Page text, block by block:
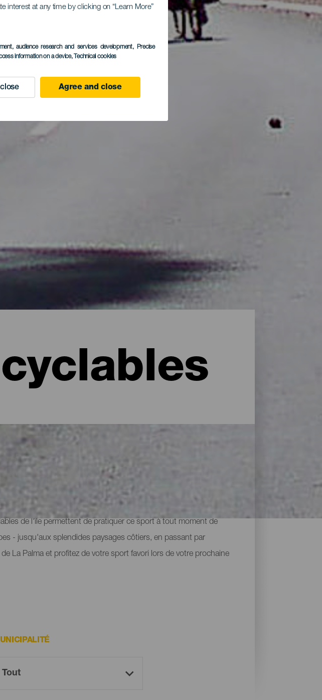
interest at any time by clicking on “Learn More”
audience research and services development, Precise
information on a device, Technical cookies
Agree and close
Bonita à vélo est une façon unique et différente de découvrir La
de l'île permettent de pratiquer ce sport à tout moment de
- jusqu'aux splendides paysages côtiers, en passant par
La Palma et profitez de votre sport favori lors de votre prochaine